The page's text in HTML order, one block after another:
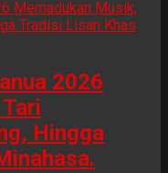
2026
Hingga